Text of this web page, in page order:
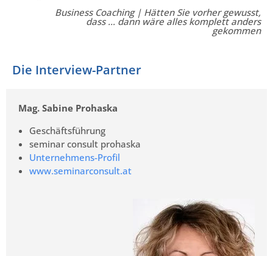
Business Coaching | Hätten Sie vorher gewusst,
dass … dann wäre alles komplett anders
gekommen
Die Interview-Partner
Mag. Sabine Prohaska
Geschäftsführung
seminar consult prohaska
Unternehmens-Profil
www.seminarconsult.at